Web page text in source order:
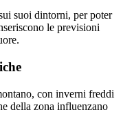
suoi dintorni, per poter
le previsioni
con inverni freddi
della zona influenzano